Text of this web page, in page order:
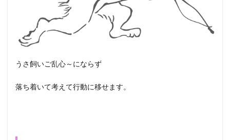
うさ飼いご乱心～にならず
落ち着いて考えて行動に移せます。